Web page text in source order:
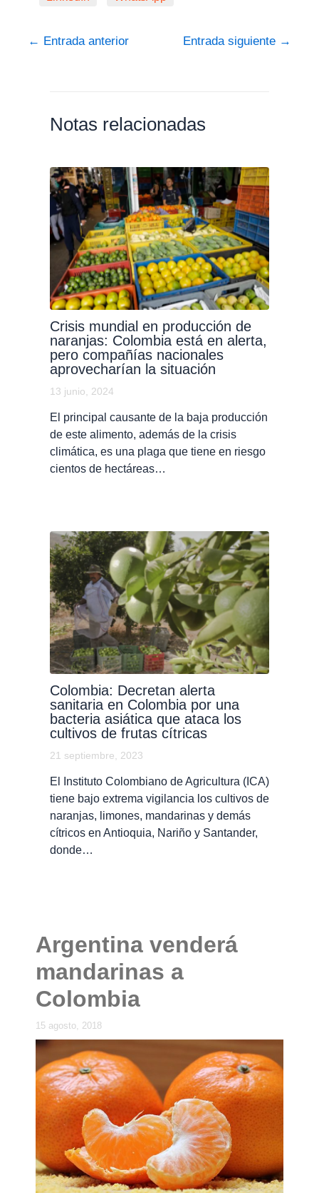
← Entrada anterior Entrada siguiente →
Notas relacionadas
Crisis mundial en producción de
naranjas: Colombia está en alerta,
pero compañías nacionales
aprovecharían la situación
13 junio, 2024
El principal causante de la baja producción
de este alimento, además de la crisis
climática, es una plaga que tiene en riesgo
cientos de hectáreas…
Colombia: Decretan alerta
sanitaria en Colombia por una
bacteria asiática que ataca los
cultivos de frutas cítricas
21 septiembre, 2023
El Instituto Colombiano de Agricultura (ICA)
tiene bajo extrema vigilancia los cultivos de
naranjas, limones, mandarinas y demás
cítricos en Antioquia, Nariño y Santander,
donde…
Argentina venderá
mandarinas a
Colombia
15 agosto, 2018